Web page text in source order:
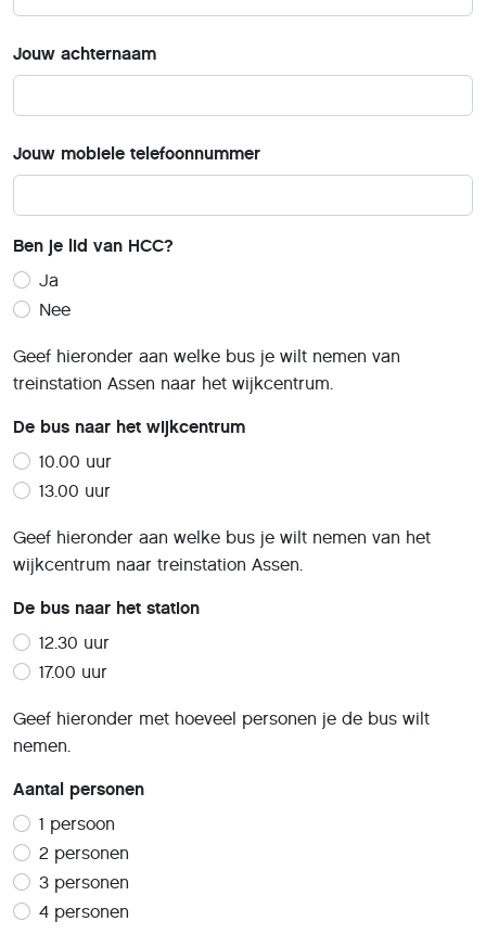
Jouw achternaam
Jouw mobiele telefoonnummer
Ben je lid van HCC?
Ja
Nee
Geef hieronder aan welke bus je wilt nemen van
treinstation Assen naar het wijkcentrum.
De bus naar het wijkcentrum
10.00 uur
13.00 uur
Geef hieronder aan welke bus je wilt nemen van het
wijkcentrum naar treinstation Assen.
De bus naar het station
12.30 uur
17.00 uur
Geef hieronder met hoeveel personen je de bus wilt
nemen.
Aantal personen
1 persoon
2 personen
3 personen
4 personen